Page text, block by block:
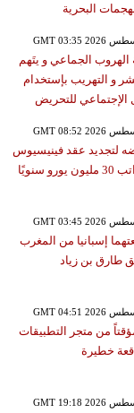
البحرية
الجماعي و يتَهم
و التهريب بإستخدام
للتحريض
لتجديد عقد فينيسيوس
سنويًا
إسبانيا من المغرب
طارق بن زياد
من متجر التطبيقات
خطيرة